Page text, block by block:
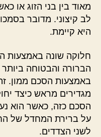
מאוד בין בני הזוג או
לב קיצוני. מדובר
היא קיימת.
חלוקה שונה באמצעות
הברורה והבטוחה
באמצעות הסכם ממון.
מגדירים מראש כיצד
הסכם כזה, כאשר הוא
על ברירת המחדל של
לשני הצדדים.